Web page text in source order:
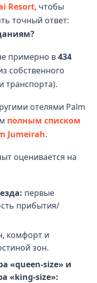
Resort, чтобы
точный ответ:
примерно в434
собственного
транспорта).
отелями Palm
полным списком
Jumeirah.
оценивается на
первые
прибытия/
комфорт и
зон.
«queen-size» и
«king-size»: